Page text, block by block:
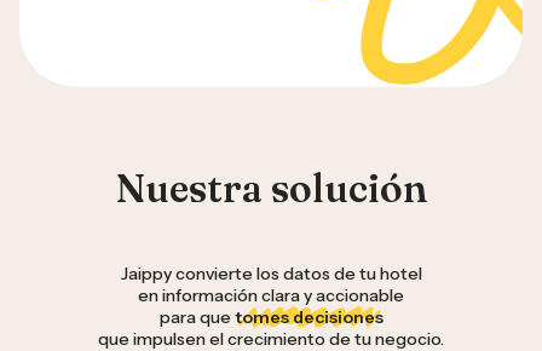
Nuestra solución
Jaippy convierte los datos de tu hotel
en información clara y accionable
para quetomes decisiones
que impulsen el crecimiento de tu negocio.